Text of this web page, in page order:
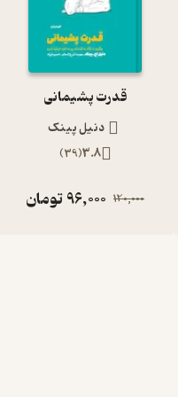
قدرت پشیمانی
دنیل پینک
3.8
(
39
)
120,000
96,000تومان